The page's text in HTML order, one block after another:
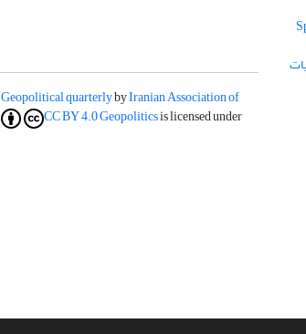
Geopolitical quarterlybyIranian Association of
Geopoliticsis licensed under
CC BY 4.0